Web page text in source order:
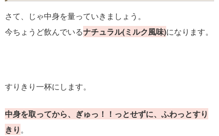
さて、じゃ中身を量っていきましょう。
今ちょうど飲んでいるナチュラル(ミルク風味)になります。
すりきり一杯にします。
中身を取ってから、ぎゅっ！！っとせずに、ふわっとすり
きり。